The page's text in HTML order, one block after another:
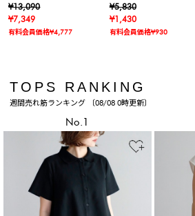
ジレベスト
¥13,090
¥7,349
有料会員価格¥4,777
ックベルトオープンシャ
ツ
¥5,830
¥1,430
有料会員価格¥930
TOPS RANKING
週間売れ筋ランキング 〔08/08 0時更新〕
No.1